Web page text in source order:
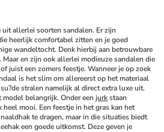
uit allerlei soorten sandalen. Er zijn
heerlijk comfortabel zitten en je goed
wandeltocht. Denk hierbij aan betrouwbare
Maar en zijn ook allerlei modieuze sandalen die
juist een zomers feestje. Wanneer je op zoek
is het slim om allereerst op het materiaal
stralen namelijk al direct extra luxe uit.
model belangrijk. Onder een jurk staan
mooi. Een feestje in het gras kan het
te dragen, maar in die situaties biedt
een goede uitkomst. Deze geven je